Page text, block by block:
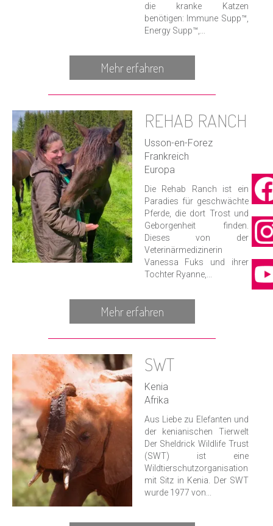
die kranke Katzen
benötigen: Immune Supp™,
Energy Supp™,...
Mehr erfahren
REHAB RANCH
Usson-en-Forez
Frankreich
Europa
Die Rehab Ranch ist ein
Paradies für geschwächte
Pferde, die dort Trost und
Geborgenheit finden.
Dieses von der
Veterinärmedizinerin
Vanessa Fuks und ihrer
Tochter Ryanne,...
Mehr erfahren
SWT
Kenia
Afrika
Aus Liebe zu Elefanten und
der kenianischen Tierwelt
Der Sheldrick Wildlife Trust
(SWT) ist eine
Wildtierschutzorganisation
mit Sitz in Kenia. Der SWT
wurde 1977 von...